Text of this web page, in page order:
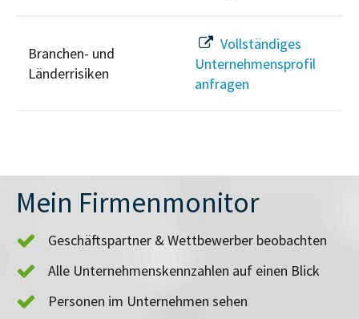
Branchen- und
Länderrisiken
Vollständiges
Unternehmensprofil
anfragen
Mein Firmenmonitor
Geschäftspartner & Wettbewerber beobachten
Alle Unternehmenskennzahlen auf einen Blick
Personen im Unternehmen sehen